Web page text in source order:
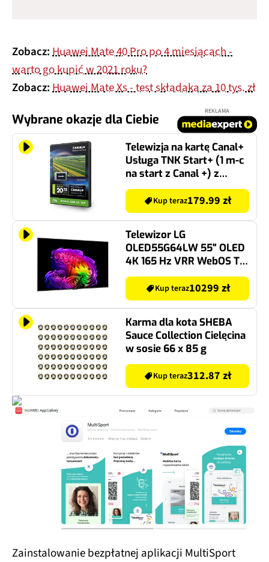
Zobacz:Huawei Mate 40 Pro po 4 miesiącach -
warto go kupić w 2021 roku?
Zobacz:Huawei Mate Xs - test składaka za 10 tys. zł
Wybrane okazje dla Ciebie
REKLAMA
Telewizja na kartę Canal+
Usługa TNK Start+ (1 m-c
na start z Canal +) z
modułem cam CI+ ECP
Kup teraz179.99 zł
Telewizor LG
OLED55G64LW 55" OLED
4K 165 Hz VRR WebOS TV
Dolby Atmos Dolby
Vision HDMI 2.1
Kup teraz10299 zł
Karma dla kota SHEBA
Sauce Collection Cielęcina
w sosie 66 x 85 g
Kup teraz312.87 zł
Zainstalowanie bezpłatnej aplikacji MultiSport